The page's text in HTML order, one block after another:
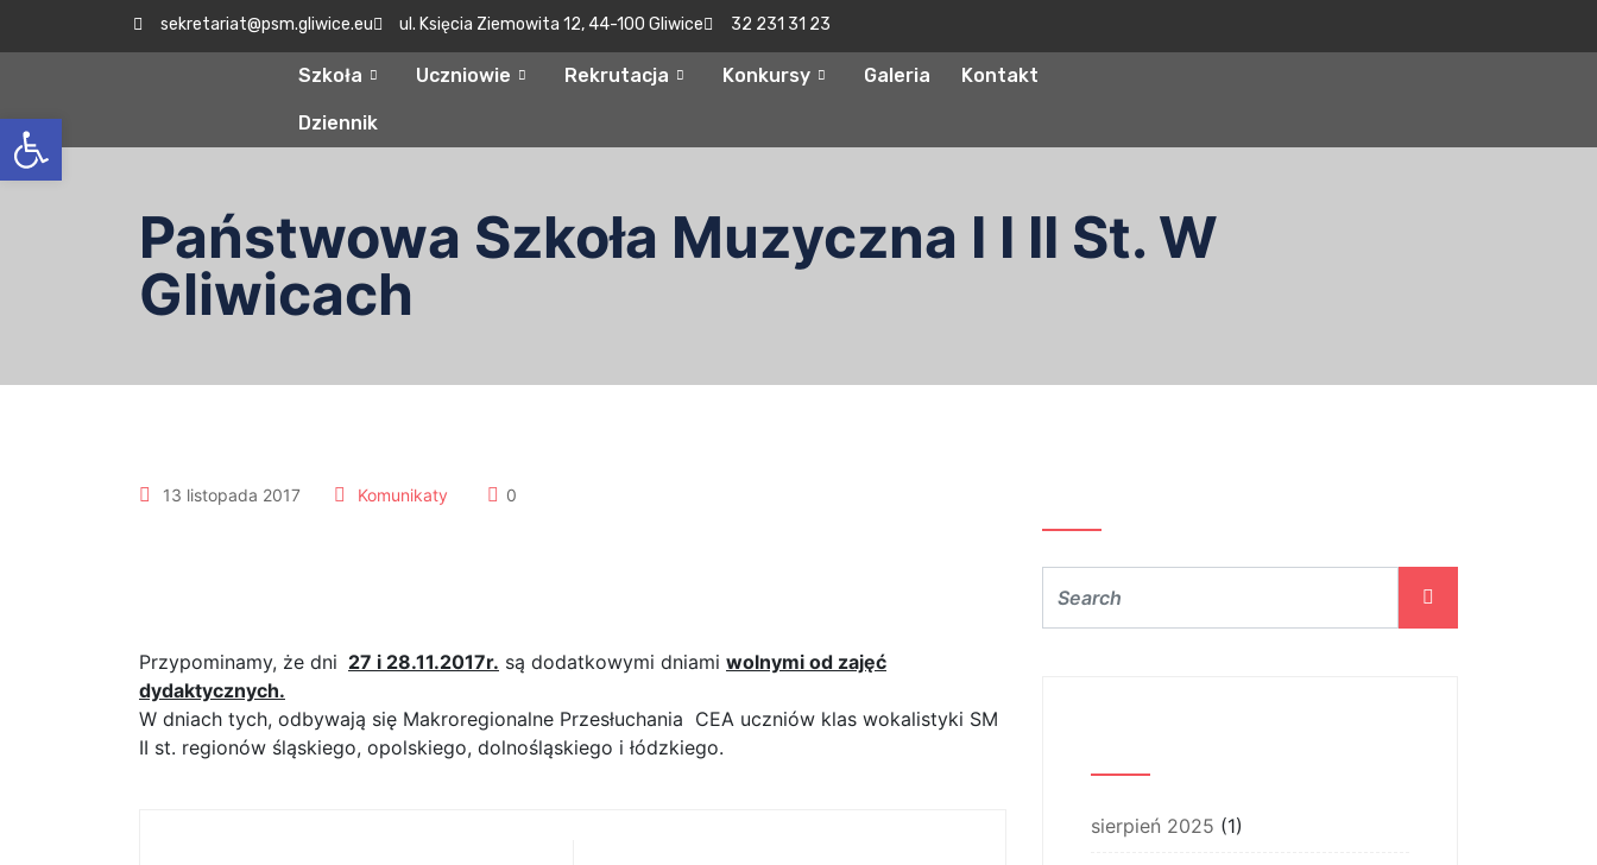
Otwórz pasek narzędzi
sekretariat@psm.gliwice.eu ul. Księcia Ziemowita 12, 44-100 Gliwice 32 231 31 23
Szkoła Uczniowie Rekrutacja Konkursy Galeria Kontakt
Dziennik
Państwowa Szkoła Muzyczna I I II St. W
Gliwicach
13 listopada 2017 Komunikaty 0
Przypominamy, że dni 27 i 28.11.2017r. są dodatkowymi dniami wolnymi od zajęć
dydaktycznych.
W dniach tych, odbywają się Makroregionalne Przesłuchania CEA uczniów klas wokalistyki SM
II st. regionów śląskiego, opolskiego, dolnośląskiego i łódzkiego.
sierpień 2025 (1)